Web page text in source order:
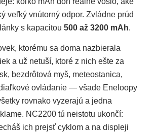
veľký vnútorný odpor. Zvládne prúd
s kapacitou 500 až 3200 mAh.
ktorému sa doma nazbierala
a už netuší, ktoré z nich ešte za
bezdrôtová myš, meteostanica,
ovládanie — všade Eneloopy
rovnako vyzerajú a jedna
NC2200 tú neistotu ukončí:
ich prejsť cyklom a na displeji